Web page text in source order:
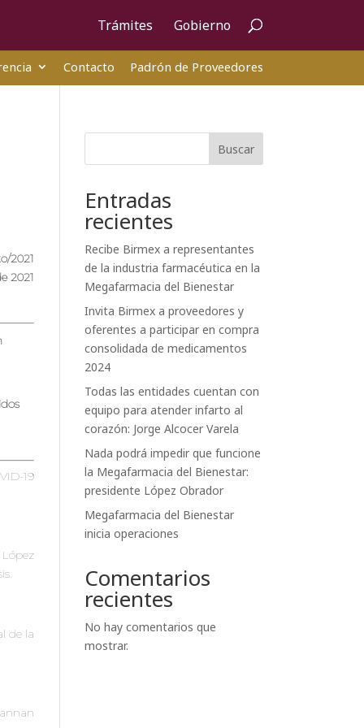
Trámites Gobierno
Contacto Padrón de Proveedores
2021
2021
19
de la
Buscar
Entradas
recientes
Recibe Birmex a representantes
de la industria farmacéutica en la
Megafarmacia del Bienestar
Invita Birmex a proveedores y
oferentes a participar en compra
consolidada de medicamentos
2024
Todas las entidades cuentan con
equipo para atender infarto al
corazón: Jorge Alcocer Varela
Nada podrá impedir que funcione
la Megafarmacia del Bienestar:
presidente López Obrador
Megafarmacia del Bienestar
inicia operaciones
Comentarios
recientes
No hay comentarios que
mostrar.